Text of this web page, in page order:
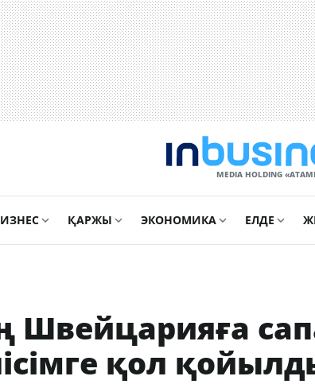
MEDIA HOLDING
ҚАРЖЫ ЭКОНОМИКА ЕЛДЕ
Швейцарияға
қол